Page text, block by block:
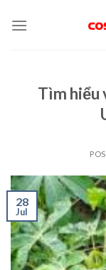
Tìm hiểu
28
Jul